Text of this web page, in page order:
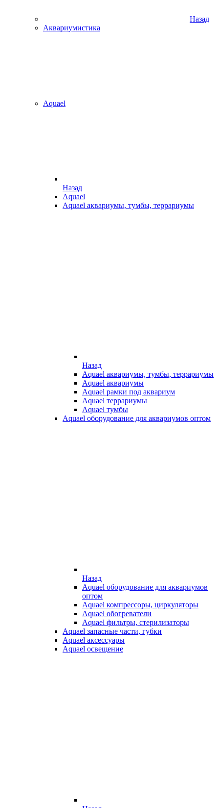
Назад
Аквариумистика
Aquael
Назад
Aquael
Aquael аквариумы, тумбы, террариумы
Назад
Aquael аквариумы, тумбы, террариумы
Aquael аквариумы
Aquael рамки под аквариум
Aquael террариумы
Aquael тумбы
Aquael оборудование для аквариумов оптом
Назад
Aquael оборудование для аквариумов
оптом
Aquael компрессоры, циркуляторы
Aquael обогреватели
Aquael фильтры, стерилизаторы
Aquael запасные части, губки
Aquael аксессуары
Aquael освещение